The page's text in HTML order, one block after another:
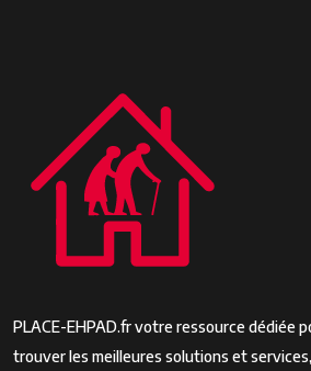
PLACE-EHPAD.fr votre ressource dédiée
trouver les meilleures solutions et